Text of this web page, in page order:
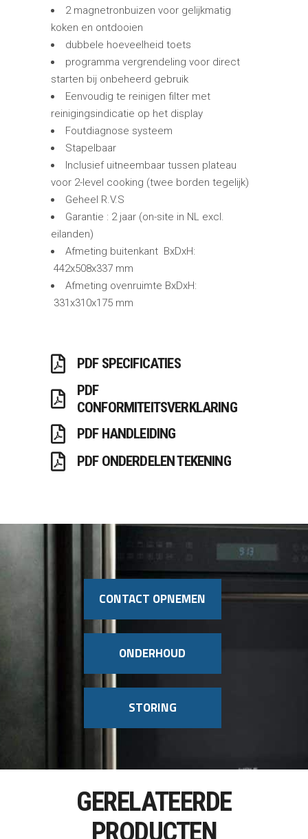
2 magnetronbuizen voor gelijkmatig
koken en ontdooien
dubbele hoeveelheid toets
programma vergrendeling voor direct
starten bij onbeheerd gebruik
Eenvoudig te reinigen filter met
reinigingsindicatie op het display
Foutdiagnose systeem
Stapelbaar
Inclusief uitneembaar tussen plateau
voor 2-level cooking (twee borden tegelijk)
Geheel R.V.S
Garantie : 2 jaar (on-site in NL excl.
eilanden)
Afmeting buitenkant BxDxH:
442x508x337 mm
Afmeting ovenruimte BxDxH:
331x310x175 mm
PDF SPECIFICATIES
PDF
CONFORMITEITSVERKLARING
PDF HANDLEIDING
PDF ONDERDELEN TEKENING
CONTACT OPNEMEN
ONDERHOUD
STORING
GERELATEERDE
PRODUCTEN